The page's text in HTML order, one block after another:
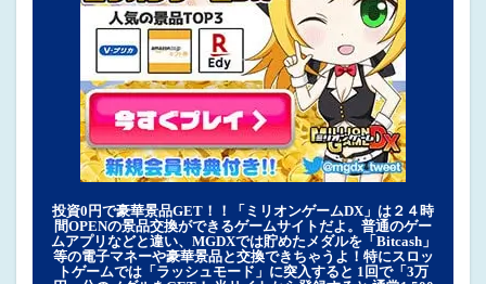
投資0円で豪華景品GET！！「ミリオンゲームDX」は２４時
間OPENの景品交換ができるゲームサイトだよ。普通のゲー
ムアプリなどと違い、MGDXでは貯めたメダルを「Bitcash」
等の電子マネーや豪華景品と交換できちゃうよ！特にスロッ
トゲームでは「ラッシュモード」に突入すると 1回で「3万